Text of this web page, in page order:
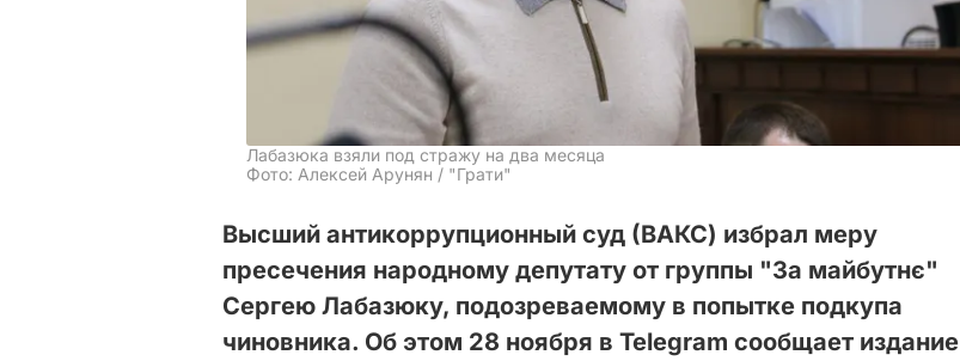
Лабазюка взяли под стражу на два месяца
Фото: Алексей Арунян / "Грати"
Высший антикоррупционный суд (ВАКС) избрал меру
пресечения народному депутату от группы "За майбутнє"
Сергею Лабазюку, подозреваемому в попытке подкупа
чиновника. Об этом 28 ноября в Telegram сообщает издание